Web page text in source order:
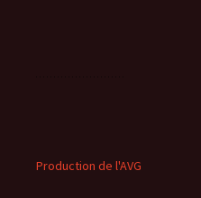
Production de l'AVG